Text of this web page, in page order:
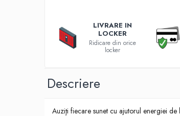
Stabilizatoare tensiune
LIVRARE IN
LOCKER
Ridicare din orice
locker
Descriere
Auziţi fiecare sunet cu ajutorul energiei